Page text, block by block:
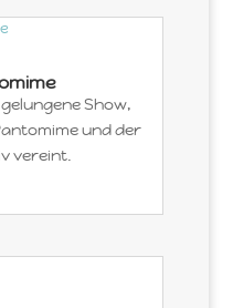
Show,
und der
vereint.